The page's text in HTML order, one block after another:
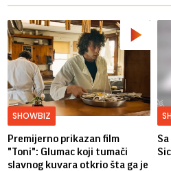
SHOWBIZ
Premijerno prikazan film
"Toni": Glumac koji tumači
slavnog kuvara otkrio šta ga je